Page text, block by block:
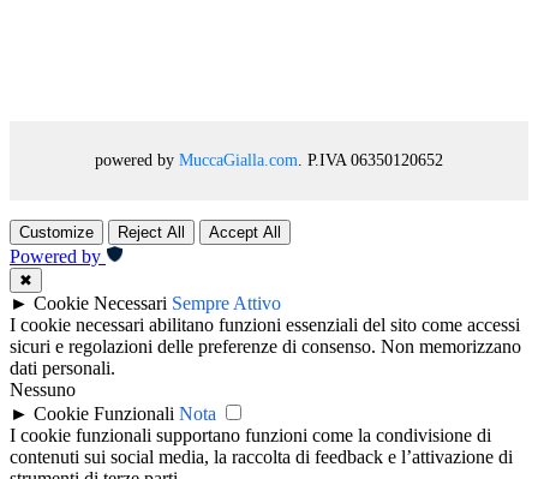
powered by MuccaGialla.com. P.IVA 06350120652
Customize Reject All Accept All
Powered by
✖
► Cookie Necessari Sempre Attivo
I cookie necessari abilitano funzioni essenziali del sito come accessi
sicuri e regolazioni delle preferenze di consenso. Non memorizzano
dati personali.
Nessuno
► Cookie Funzionali Nota
I cookie funzionali supportano funzioni come la condivisione di
contenuti sui social media, la raccolta di feedback e l’attivazione di